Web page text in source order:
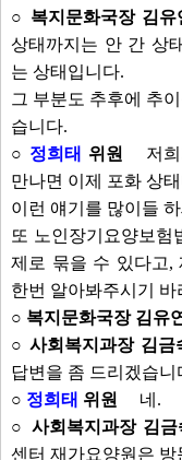
○ 복지문화국장 김유
상태까지는 안 간 상
는 상태입니다.
그 부분도 추후에 추
습니다.
○ 정희태 위원
저
만나면 이제 포화 상
이런 얘기를 많이들
또 노인장기요양보험
제로 묶을 수 있다고,
한번 알아봐주시기 바
○ 복지문화국장 김유
○ 사회복지과장 김금
답변을 좀 드리겠습니
○ 정희태 위원
네.
○ 사회복지과장 김금
센터 재가요양원은 방